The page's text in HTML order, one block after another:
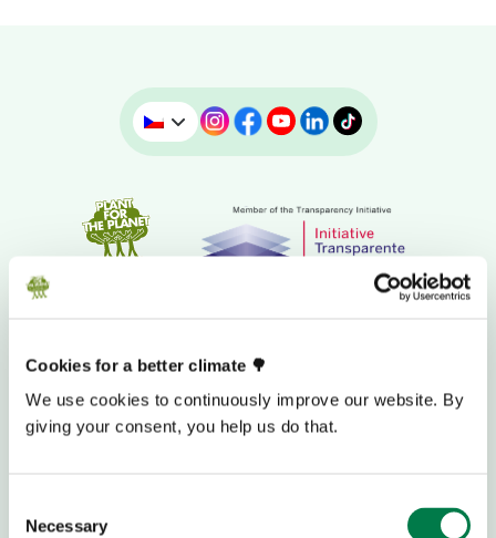
Cookies for a better climate 🌳
We use cookies to continuously improve our website. By
giving your consent, you help us do that.
Selection
Necessary